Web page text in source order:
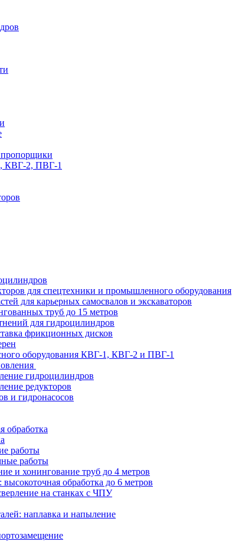
пропорщики
КВГ-2, ПВГ-1
для спецтехники и промышленного оборудования
для карьерных самосвалов и экскаваторов
труб до 15 метров
для гидроцилиндров
фрикционных дисков
оборудования КВГ-1, КВГ-2 и ПВГ-1
гидроцилиндров
редукторов
и гидронасосов
обработка
работы
работы
и хонингование труб до 4 метров
высокоточная обработка до 6 метров
на станках с ЧПУ
наплавка и напыление